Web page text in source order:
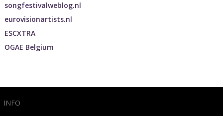
songfestivalweblog.nl
eurovisionartists.nl
ESCXTRA
OGAE Belgium
INFO